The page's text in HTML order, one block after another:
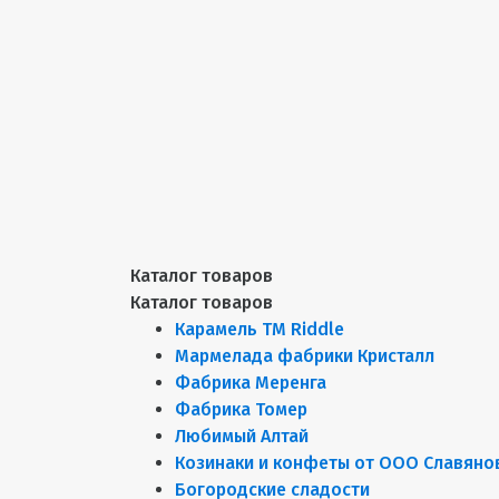
Каталог товаров
Каталог товаров
Карамель ТМ Riddle
Мармелада фабрики Кристалл
Фабрика Меренга
Фабрика Томер
Любимый Алтай
Козинаки и конфеты от ООО
Богородские сладости